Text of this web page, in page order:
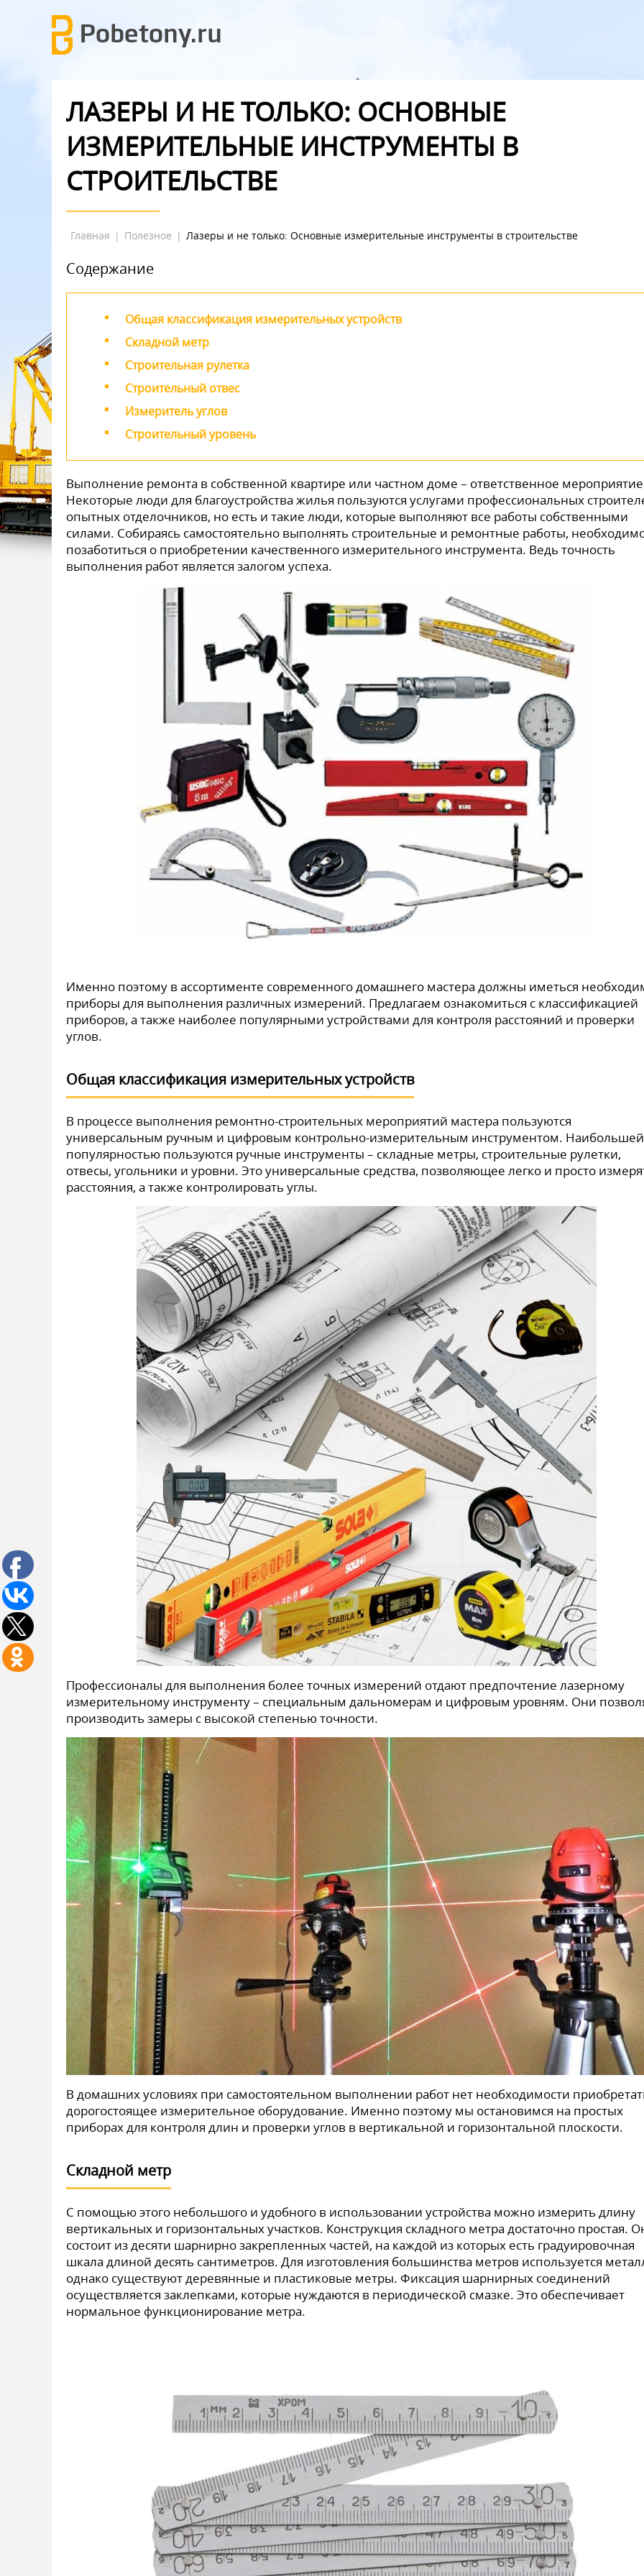
ЛАЗЕРЫ И НЕ ТОЛЬКО: ОСНОВНЫЕ
ИЗМЕРИТЕЛЬНЫЕ ИНСТРУМЕНТЫ В
СТРОИТЕЛЬСТВЕ
Главная | Полезное | Лазеры и не только: Основные измерительные инструменты в строительстве
Содержание
Общая классификация измерительных устройств
Складной метр
Строительная рулетка
Строительный отвес
Измеритель углов
Строительный уровень
Выполнение ремонта в собственной квартире или частном доме – ответственное
Некоторые люди для благоустройства жилья пользуются услугами профессиональных
опытных отделочников, но есть и такие люди, которые выполняют все работы собственными
силами. Собираясь самостоятельно выполнять строительные и ремонтные работы,
позаботиться о приобретении качественного измерительного инструмента. Ведь точность
выполнения работ является залогом успеха.
Именно поэтому в ассортименте современного домашнего мастера должны иметься
приборы для выполнения различных измерений. Предлагаем ознакомиться с классификацией
приборов, а также наиболее популярными устройствами для контроля расстояний и проверки
углов.
Общая классификация измерительных устройств
В процессе выполнения ремонтно-строительных мероприятий мастера пользуются
универсальным ручным и цифровым контрольно-измерительным инструментом. Наибольшей
популярностью пользуются ручные инструменты – складные метры, строительные рулетки,
отвесы, угольники и уровни. Это универсальные средства, позволяющее легко и просто
расстояния, а также контролировать углы.
Профессионалы для выполнения более точных измерений отдают предпочтение лазерному
измерительному инструменту – специальным дальномерам и цифровым уровням. Они
производить замеры с высокой степенью точности.
В домашних условиях при самостоятельном выполнении работ нет необходимости
дорогостоящее измерительное оборудование. Именно поэтому мы остановимся на простых
приборах для контроля длин и проверки углов в вертикальной и горизонтальной плоскости.
Складной метр
С помощью этого небольшого и удобного в использовании устройства можно измерить длину
вертикальных и горизонтальных участков. Конструкция складного метра достаточно простая.
состоит из десяти шарнирно закрепленных частей, на каждой из которых есть градуировочная
шкала длиной десять сантиметров. Для изготовления большинства метров используется
однако существуют деревянные и пластиковые метры. Фиксация шарнирных соединений
осуществляется заклепками, которые нуждаются в периодической смазке. Это обеспечивает
нормальное функционирование метра.